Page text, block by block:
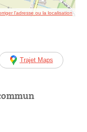
l’adresse ou la localisation
Trajet Maps